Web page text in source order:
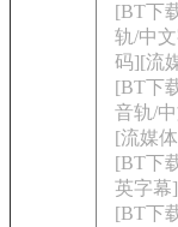
[BT下
轨/中
码][流
[BT下
音轨/
[流媒
[BT下
英字幕
[BT下